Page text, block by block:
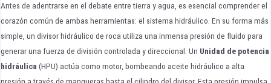
Antes de adentrarse en el debate entre tierra y agua, es esencial comprender el
corazón común de ambas herramientas: el sistema hidráulico. En su forma más
simple, un divisor hidráulico de roca utiliza una inmensa presión de fluido para
generar una fuerza de división controlada y direccional. Un Unidad de potencia
hidráulica (HPU) actúa como motor, bombeando aceite hidráulico a alta